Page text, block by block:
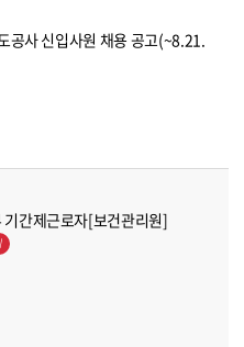
공사 신입사원 채용 공고(~8.21.
간제근로자[보건관리원]